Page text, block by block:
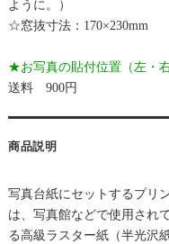
ように。）
☆窓抜寸法：170×230mm
★お写真の貼付位置（左・
送料 900円
商品説明
写真台紙にセットするプリ
は、写真館などで使用され
る高級ラスター紙（半光沢紙